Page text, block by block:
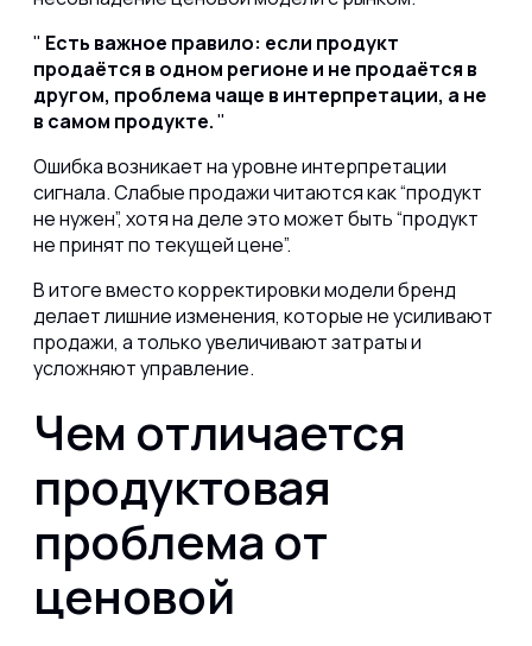
Есть важное правило: если продукт
продаётся в одном регионе и не продаётся в
другом, проблема чаще в интерпретации, а не
в самом продукте.
Ошибка возникает на уровне интерпретации
сигнала. Слабые продажи читаются как “продукт
не нужен”, хотя на деле это может быть “продукт
не принят по текущей цене”.
В итоге вместо корректировки модели бренд
делает лишние изменения, которые не усиливают
продажи, а только увеличивают затраты и
усложняют управление.
Чем отличается
продуктовая
проблема от
ценовой